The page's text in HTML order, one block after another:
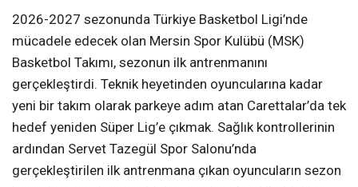
2026-2027 sezonunda Türkiye Basketbol Ligi’nde
mücadele edecek olan Mersin Spor Kulübü (MSK)
Basketbol Takımı, sezonun ilk antrenmanını
gerçekleştirdi. Teknik heyetinden oyuncularına kadar
yeni bir takım olarak parkeye adım atan Carettalar’da tek
hedef yeniden Süper Lig’e çıkmak. Sağlık kontrollerinin
ardından Servet Tazegül Spor Salonu’nda
gerçekleştirilen ilk antrenmana çıkan oyuncuların sezon